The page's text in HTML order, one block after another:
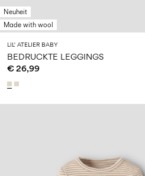
Neuheit
Made with wool
LIL' ATELIER BABY
BEDRUCKTE LEGGINGS
€ 26,99